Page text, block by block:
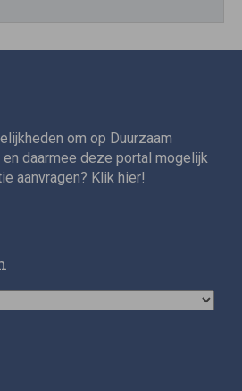
om op Duurzaam
daarmee deze portal mogelijk
aanvragen? Klik hier!